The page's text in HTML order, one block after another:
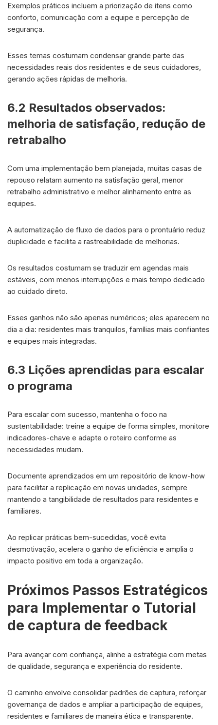
Exemplos práticos incluem a priorização de itens como
conforto, comunicação com a equipe e percepção de
segurança.
Esses temas costumam condensar grande parte das
necessidades reais dos residentes e de seus cuidadores,
gerando ações rápidas de melhoria.
6.2 Resultados observados:
melhoria de satisfação, redução de
retrabalho
Com uma implementação bem planejada, muitas casas de
repouso relatam aumento na satisfação geral, menor
retrabalho administrativo e melhor alinhamento entre as
equipes.
A automatização de fluxo de dados para o prontuário reduz
duplicidade e facilita a rastreabilidade de melhorias.
Os resultados costumam se traduzir em agendas mais
estáveis, com menos interrupções e mais tempo dedicado
ao cuidado direto.
Esses ganhos não são apenas numéricos; eles aparecem no
dia a dia: residentes mais tranquilos, famílias mais confiantes
e equipes mais integradas.
6.3 Lições aprendidas para escalar
o programa
Para escalar com sucesso, mantenha o foco na
sustentabilidade: treine a equipe de forma simples, monitore
indicadores-chave e adapte o roteiro conforme as
necessidades mudam.
Documente aprendizados em um repositório de know-how
para facilitar a replicação em novas unidades, sempre
mantendo a tangibilidade de resultados para residentes e
familiares.
Ao replicar práticas bem-sucedidas, você evita
desmotivação, acelera o ganho de eficiência e amplia o
impacto positivo em toda a organização.
Próximos Passos Estratégicos
para Implementar o Tutorial
de captura de feedback
Para avançar com confiança, alinhe a estratégia com metas
de qualidade, segurança e experiência do residente.
O caminho envolve consolidar padrões de captura, reforçar
governança de dados e ampliar a participação de equipes,
residentes e familiares de maneira ética e transparente.